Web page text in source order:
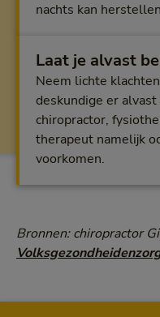
nachts kan
Laat je alvast
Neem lichte
deskundige er alvast
chiropractor,
therapeut namelijk
voorkomen.
Bronnen: chiropractor